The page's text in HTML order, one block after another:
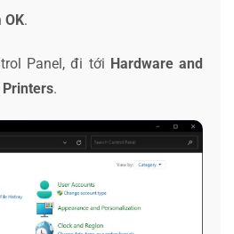
OK.
Panel, đi tới Hardware and
Printers.